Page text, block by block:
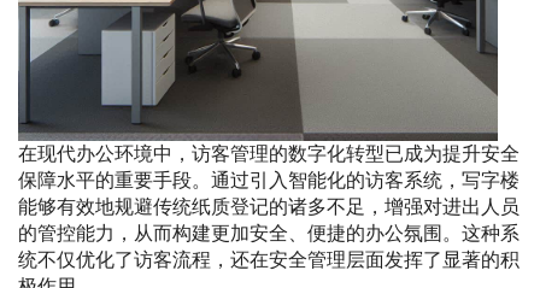
在现代办公环境中，访客管理的数字化转型已成为提升安全
保障水平的重要手段。通过引入智能化的访客系统，写字楼
能够有效地规避传统纸质登记的诸多不足，增强对进出人员
的管控能力，从而构建更加安全、便捷的办公氛围。这种系
统不仅优化了访客流程，还在安全管理层面发挥了显著的积